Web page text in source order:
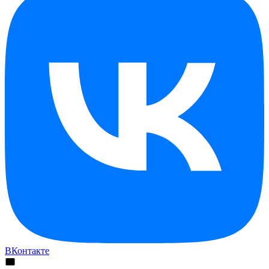
ВКонтакте